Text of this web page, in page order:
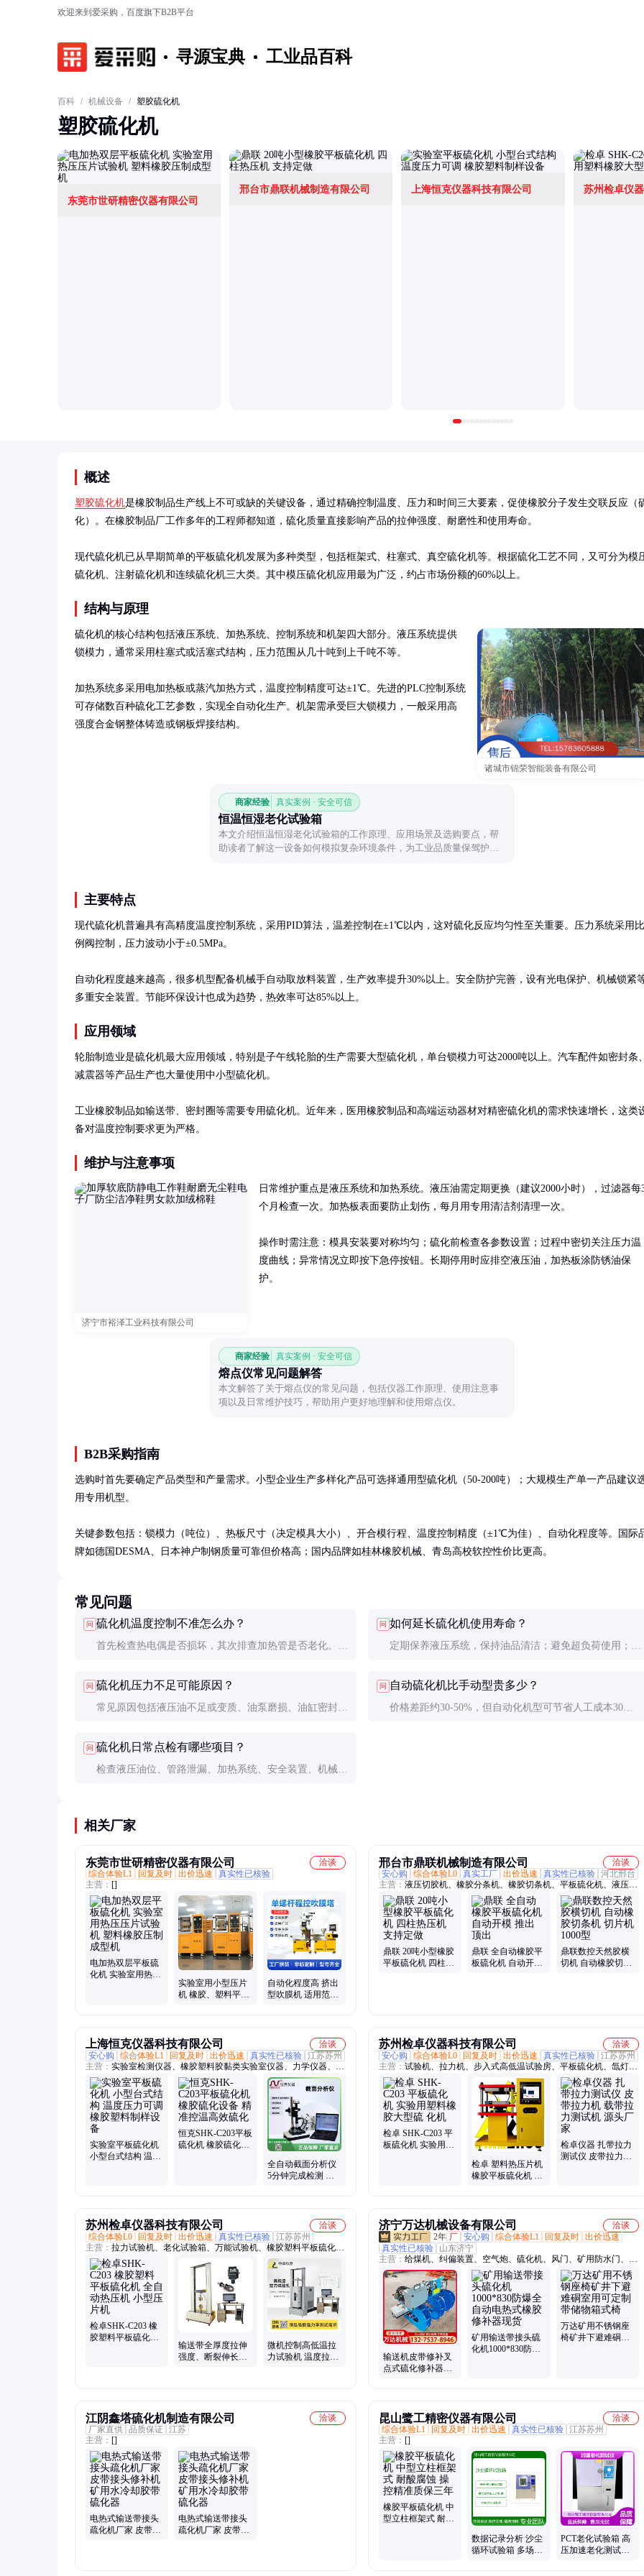
欢迎来到爱采购，百度旗下B2B平台
寻源宝典 工业品百科
百科 / 机械设备 / 塑胶硫化机
塑胶硫化机
东莞市世研精密仪器有限公司
邢台市鼎联机械制造有限公司 上海恒克仪器科技有限公司 苏州检卓仪
概述
塑胶硫化机是橡胶制品生产线上不可或缺的关键设备，通过精确控制温度、压力和时间三大要素，促使橡胶分子发生交联反应（
化）。在橡胶制品厂工作多年的工程师都知道，硫化质量直接影响产品的拉伸强度、耐磨性和使用寿命。
现代硫化机已从早期简单的平板硫化机发展为多种类型，包括框架式、柱塞式、真空硫化机等。根据硫化工艺不同，又可分为模
硫化机、注射硫化机和连续硫化机三大类。其中模压硫化机应用最为广泛，约占市场份额的60%以上。
结构与原理
诸城市锦荣智能装备有限公司
硫化机的核心结构包括液压系统、加热系统、控制系统和机架四大部分。液压系统提供
锁模力，通常采用柱塞式或活塞式结构，压力范围从几十吨到上千吨不等。
加热系统多采用电加热板或蒸汽加热方式，温度控制精度可达±1℃。先进的PLC控制系统
可存储数百种硫化工艺参数，实现全自动化生产。机架需承受巨大锁模力，一般采用高
强度合金钢整体铸造或钢板焊接结构。
商家经验 真实案例 · 安全可信
恒温恒湿老化试验箱
本文介绍恒温恒湿老化试验箱的工作原理、应用场景及选购要点，帮
助读者了解这一设备如何模拟复杂环境条件，为工业品质量保驾护
主要特点
现代硫化机普遍具有高精度温度控制系统，采用PID算法，温差控制在±1℃以内，这对硫化反应均匀性至关重要。压力系统采用比
例阀控制，压力波动小于±0.5MPa。
自动化程度越来越高，很多机型配备机械手自动取放料装置，生产效率提升30%以上。安全防护完善，设有光电保护、机械锁紧
多重安全装置。节能环保设计也成为趋势，热效率可达85%以上。
应用领域
轮胎制造业是硫化机最大应用领域，特别是子午线轮胎的生产需要大型硫化机，单台锁模力可达2000吨以上。汽车配件如密封条
减震器等产品生产也大量使用中小型硫化机。
工业橡胶制品如输送带、密封圈等需要专用硫化机。近年来，医用橡胶制品和高端运动器材对精密硫化机的需求快速增长，这类
备对温度控制要求更为严格。
维护与注意事项
济宁市裕泽工业科技有限公司
日常维护重点是液压系统和加热系统。液压油需定期更换（建议2000小时），过滤器每
个月检查一次。加热板表面要防止划伤，每月用专用清洁剂清理一次。
操作时需注意：模具安装要对称均匀；硫化前检查各参数设置；过程中密切关注压力温
度曲线；异常情况立即按下急停按钮。长期停用时应排空液压油，加热板涂防锈油保
护。
商家经验 真实案例 · 安全可信
熔点仪常见问题解答
本文解答了关于熔点仪的常见问题，包括仪器工作原理、使用注意事
项以及日常维护技巧，帮助用户更好地理解和使用熔点仪。
B2B采购指南
选购时首先要确定产品类型和产量需求。小型企业生产多样化产品可选择通用型硫化机（50-200吨）；大规模生产单一产品建议
用专用机型。
关键参数包括：锁模力（吨位）、热板尺寸（决定模具大小）、开合模行程、温度控制精度（±1℃为佳）、自动化程度等。国际
牌如德国DESMA、日本神户制钢质量可靠但价格高；国内品牌如桂林橡胶机械、青岛高校软控性价比更高。
常见问题
问 硫化机温度控制不准怎么办？
首先检查热电偶是否损坏，其次排查加热管是否老化。
问 如何延长硫化机使用寿命？
定期保养液压系统，保持油品清洁；避免超负荷使用；模
问 硫化机压力不足可能原因？
常见原因包括液压油不足或变质、油泵磨损、油缸密封件
问 自动硫化机比手动型贵多少？
价格差距约30-50%，但自动化机型可节省人工成本30%
问 硫化机日常点检有哪些项目？
检查液压油位、管路泄漏、加热系统、安全装置、机械润
相关厂家
东莞市世研精密仪器有限公司
洽谈
综合体验L1
回复及时 出价迅速
真实性已核验
主营： []
电加热双层平板硫
化机 实验室用热压
实验室用小型压片
机 橡胶、塑料平板
自动化程度高 挤出
型吹膜机 适用范围
邢台市鼎联机械制造有限公司
洽谈
安心购
综合体验L0 真实工厂 出价迅速 真实性已核验 河北邢台
主营： 液压切胶机、橡胶分条机、橡胶切条机、平板硫化机、液压铡
刀机、塑料粉碎机、液压打包机
鼎联 20吨小型橡胶
平板硫化机 四柱热
鼎联 全自动橡胶平
板硫化机 自动开模
鼎联数控天然胶横
切机 自动橡胶切条
上海恒克仪器科技有限公司
洽谈
安心购
综合体验L1 回复及时 出价迅速 真实性已核验 江苏苏州
主营： 实验室检测仪器、橡胶塑料胶黏类实验室仪器、力学仪器、硫
化机、环境学仪器、行业专用仪器、非标定制仪器
实验室平板硫化机
小型台式结构 温度
恒克SHK-C203平板
硫化机 橡胶硫化设
全自动截面分析仪
5分钟完成检测 自
苏州检卓仪器科技有限公司
洽谈
安心购
综合体验L0 回复及时 出价迅速 真实性已核验 江苏苏州
主营： 试验机、拉力机、步入式高低温试验房、平板硫化机、氙灯老
化试验箱、恒温恒湿试验箱、开炼机、密炼机、热压机
检卓 SHK-C203 平
板硫化机 实验用塑
检卓 塑料热压片机
橡胶平板硫化机 实
检卓仪器 扎带拉力
测试仪 皮带拉力机
苏州检卓仪器科技有限公司
洽谈
综合体验L0
回复及时 出价迅速 真实性已核验 江苏苏州
主营： 拉力试验机、老化试验箱、万能试验机、橡胶塑料平板硫化
机、恒温恒湿箱
检卓SHK-C203 橡
胶塑料平板硫化机
输送带全厚度拉伸
强度、断裂伸长率
微机控制高低温拉
力试验机 温度拉力
济宁万达机械设备有限公司
洽谈
2年 厂 安心购 综合体验L1 回复及时 出价迅速
真实性已核验
山东济宁
主营： 给煤机、纠偏装置、空气炮、硫化机、风门、矿用防水门、矿
用密闭门、无压风门、钉扣机、清扫器、凿岩机、洗靴机、防溢裙
板、气动锚杆钻机、皮带纠偏器、犁煤器、除铁器、避难硐室门、井
下电视、电机车、矿车轮对、风镐、注浆机、喷浆机、搅拌机
输送机皮带修补叉
点式硫化修补器C
矿用输送带接头硫
化机1000*830防爆
万达矿用不锈钢座
椅矿井下避难硐室
江阴鑫塔硫化机制造有限公司
洽谈
厂家直供 品质保证 江苏
主营： []
电热式输送带接头
疏化机厂家 皮带接
电热式输送带接头
疏化机厂家 皮带接
昆山鹭工精密仪器有限公司
洽谈
综合体验L1
回复及时 出价迅速 真实性已核验 江苏苏州
主营： []
橡胶平板硫化机 中
型立柱框架式 耐酸
数据记录分析 沙尘
循环试验箱 多场景
PCT老化试验箱 高
压加速老化测试仪